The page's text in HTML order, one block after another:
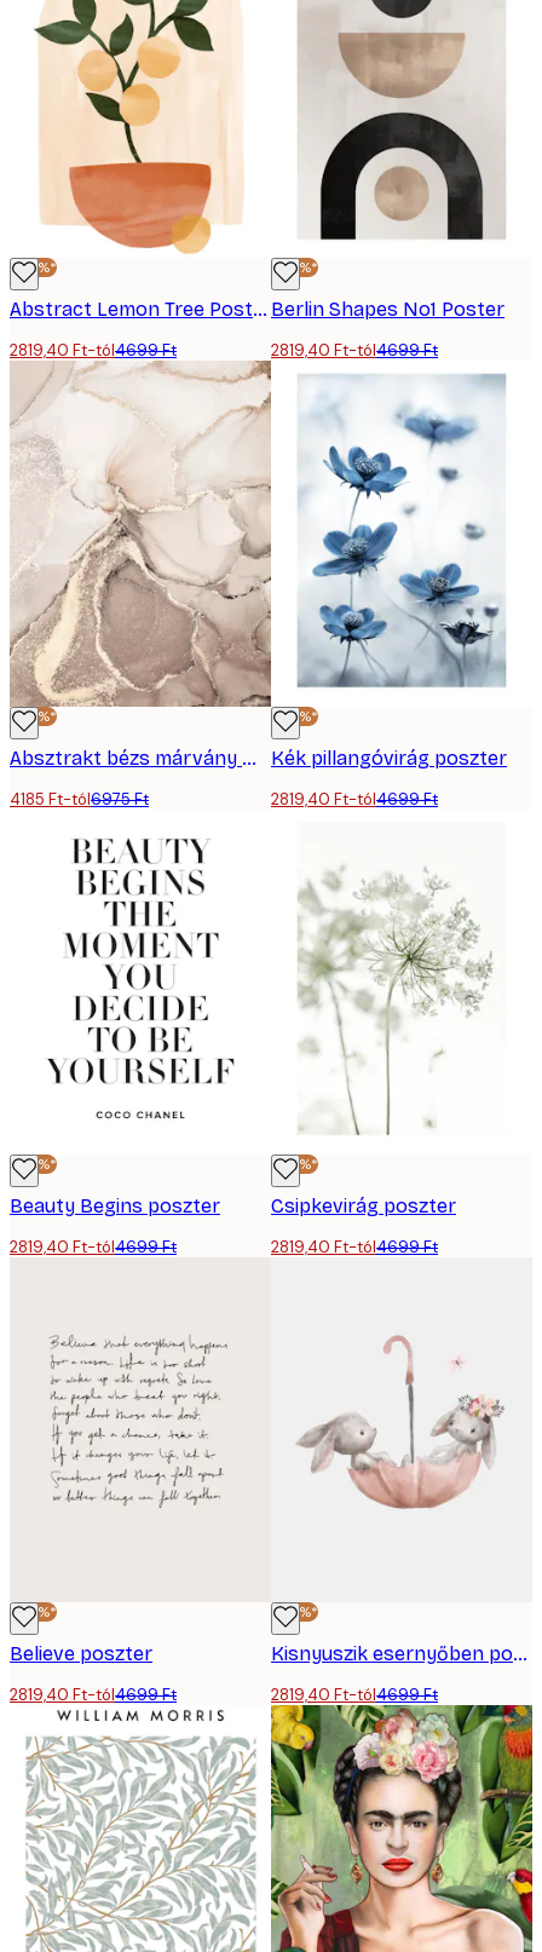
-40%*
Abstract Lemon Tree Poster
2819,40 Ft-tól4699 Ft
-40%*
Berlin Shapes No1 Poster
2819,40 Ft-tól4699 Ft
-40%*
Absztrakt bézs márvány No2 poszter
4185 Ft-tól6975 Ft
-40%*
Kék pillangóvirág poszter
2819,40 Ft-tól4699 Ft
-40%*
Beauty Begins poszter
2819,40 Ft-tól4699 Ft
-40%*
Csipkevirág poszter
2819,40 Ft-tól4699 Ft
-40%*
Believe poszter
2819,40 Ft-tól4699 Ft
-40%*
Kisnyuszik esernyőben poszter
2819,40 Ft-tól4699 Ft